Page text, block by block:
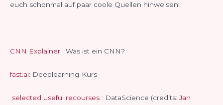
euch schonmal auf paar coole Quellen hinweisen!
CNN Explainer : Was ist ein CNN?
fast.ai: Deeplearning-Kurs
selected useful recourses : DataScience (credits:Jan